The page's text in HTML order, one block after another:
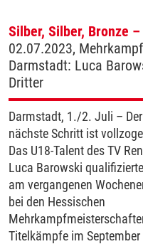
Silber, Silber, Bronze
02.07.2023,
Darmstadt: Luca
Dritter
Darmstadt, 1./2. Juli – Der
nächste Schritt ist
Das U18-Talent des TV
Luca Barowski
am vergangenen
bei den Hessischen
Titelkämpfe im